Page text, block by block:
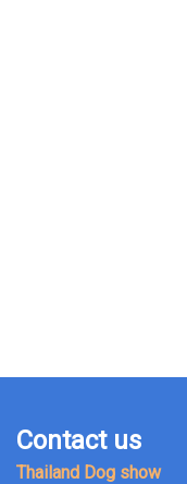
Contact us
Thailand Dog show